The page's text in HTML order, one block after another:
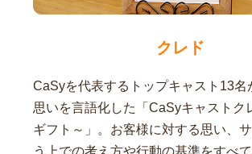
クレド
CaSyを代表するトップキャスト13名
思いを言語化した「CaSyキャストク
ギフト～」。お客様に対する思い、
う上での考え方や行動の基準をすべ